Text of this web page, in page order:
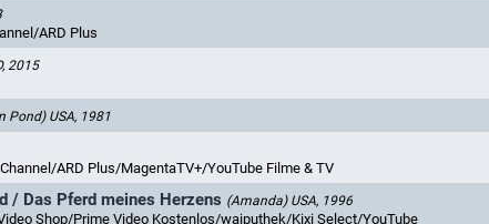
ARD Plus
2015
Pond) USA, 1981
ARD Plus/MagentaTV+/YouTube Filme & TV
/ Das Pferd meines Herzens (Amanda) USA, 1996
Shop/Prime Video Kostenlos/waiputhek/Kixi Select/YouTube